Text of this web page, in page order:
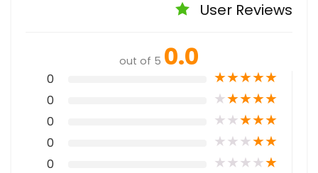
User Reviews
0.0
out of 5
★
★
★
★
★
0
★
★
★
★
★
0
★
★
★
★
★
0
★
★
★
★
★
0
★
★
★
★
★
0